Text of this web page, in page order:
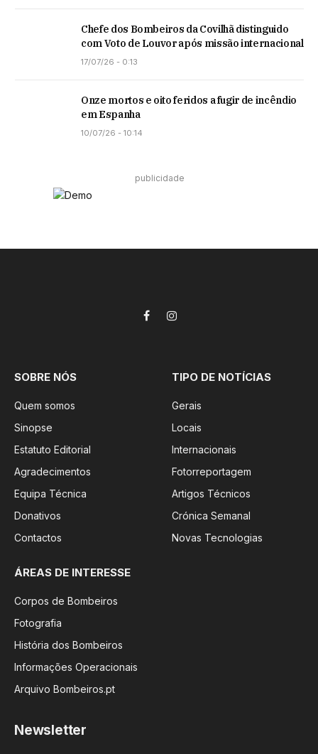
Chefe dos Bombeiros da Covilhã distinguido
com Voto de Louvor após missão internacional
17/07/26 - 0:13
Onze mortos e oito feridos a fugir de incêndio
em Espanha
10/07/26 - 10:14
publicidade
FacebookInstagram
SOBRE NÓS
Quem somos
Sinopse
Estatuto Editorial
Agradecimentos
Equipa Técnica
Donativos
Contactos
TIPO DE NOTÍCIAS
Gerais
Locais
Internacionais
Fotorreportagem
Artigos Técnicos
Crónica Semanal
Novas Tecnologias
ÁREAS DE INTERESSE
Corpos de Bombeiros
Fotografia
História dos Bombeiros
Informações Operacionais
Arquivo Bombeiros.pt
Newsletter